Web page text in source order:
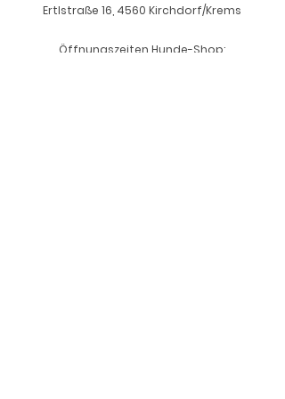
Ertlstraße 16, 4560 Kirchdorf/Krems
Öffnungszeiten Hunde-Shop: